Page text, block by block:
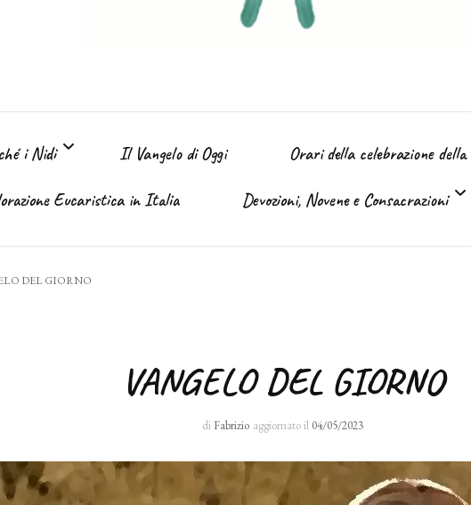
i Nidi
i Nidi dell’ Immacolata
Il Vangelo di Oggi Orari della celebrazione
Eucaristica in Italia Devozioni, Novene e Consacrazioni
Sacro Manto
Rosario 24 H
DEL GIORNO
VANGELO DEL GIORNO
di Fabrizio aggiornato il 04/05/2023